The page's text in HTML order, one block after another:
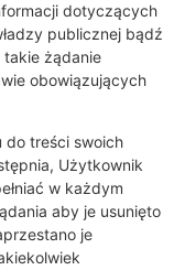
dotyczących
publicznej bądź
takie żądanie
obowiązujących
do treści swoich
Użytkownik
w każdym
aby je usunięto
je